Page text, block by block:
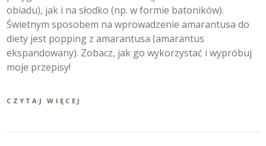
obiadu), jak i na słodko (np. w formie batoników).
Świetnym sposobem na wprowadzenie amarantusa do
diety jest popping z amarantusa (amarantus
ekspandowany). Zobacz, jak go wykorzystać i wypróbuj
moje przepisy!
CZYTAJ WIĘCEJ